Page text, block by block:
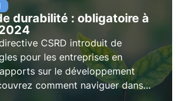
durabilité : obligatoire à
CSRD introduit de
pour les entreprises en
sur le développement
comment naviguer dans